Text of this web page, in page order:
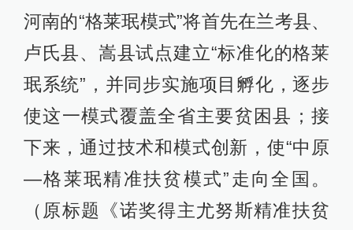
河南的“格莱珉模式”将首先在兰考县、
卢氏县、嵩县试点建立“标准化的格莱
珉系统”，并同步实施项目孵化，逐步
使这一模式覆盖全省主要贫困县；接
下来，通过技术和模式创新，使“中原
—格莱珉精准扶贫模式”走向全国。
（原标题《诺奖得主尤努斯精准扶贫